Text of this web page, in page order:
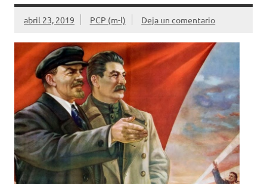
abril 23, 2019 PCP (m-l) Deja un comentario